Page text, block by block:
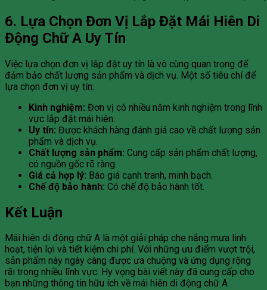
6. Lựa Chọn Đơn Vị Lắp Đặt Mái Hiên Di
Động Chữ A Uy Tín
Việc lựa chọn đơn vị lắp đặt uy tín là vô cùng quan trọng để
đảm bảo chất lượng sản phẩm và dịch vụ. Một số tiêu chí để
lựa chọn đơn vị uy tín:
Kinh nghiệm: Đơn vị có nhiều năm kinh nghiệm trong lĩnh
vực lắp đặt mái hiên.
Uy tín: Được khách hàng đánh giá cao về chất lượng sản
phẩm và dịch vụ.
Chất lượng sản phẩm: Cung cấp sản phẩm chất lượng,
có nguồn gốc rõ ràng.
Giá cả hợp lý: Báo giá cạnh tranh, minh bạch.
Chế độ bảo hành: Có chế độ bảo hành tốt.
Kết Luận
Mái hiên di động chữ A là một giải pháp che nắng mưa linh
hoạt, tiện lợi và tiết kiệm chi phí. Với những ưu điểm vượt trội,
sản phẩm này ngày càng được ưa chuộng và ứng dụng rộng
rãi trong nhiều lĩnh vực. Hy vọng bài viết này đã cung cấp cho
bạn những thông tin hữu ích về mái hiên di động chữ A